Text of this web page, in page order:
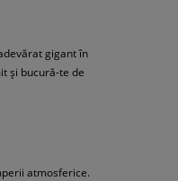
gigant în
și bucură-te de
atmosferice.